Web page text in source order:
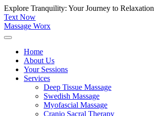
Skip
to
content
Explore Tranquility: Your Journey to
Text Now
Massage Worx
Home
About Us
Your Sessions
Services
Deep Tissue Massage
Swedish Massage
Myofascial Massage
Cranio Sacral Therapy